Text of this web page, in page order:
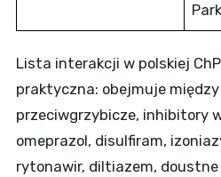
Lista interakcji w polskiej
praktyczna: obejmuje
przeciwgrzybicze, inhibitory
omeprazol, disulfiram,
rytonawir, diltiazem, doustne